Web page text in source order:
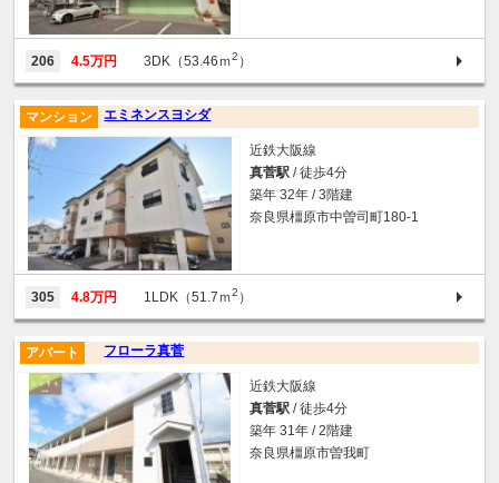
206 4.5万円 3DK（53.46ｍ2 ）
エミネンスヨシダ
マンション
近鉄大阪線
真菅駅 / 徒歩4分
築年 32年 / 3階建
奈良県橿原市中曽司町180-1
305 4.8万円 1LDK（51.7ｍ2 ）
フローラ真菅
アパート
近鉄大阪線
真菅駅 / 徒歩4分
築年 31年 / 2階建
奈良県橿原市曽我町